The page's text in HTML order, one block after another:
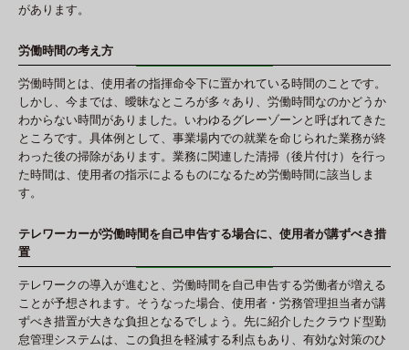
があります。
労働時間の考え方
労働時間とは、使用者の指揮命令下に置かれている時間のことです。
しかし、今までは、曖昧なところが多々あり、労働時間なのかどうか
わからない時間がありました。いわゆるグレーゾーンと呼ばれてきた
ところです。具体例として、事業場内での就業を命じられた業務が終
わった後の掃除があります。業務に関連した清掃（後片付け）を行っ
た時間は、使用者の指示によるものになるため労働時間に該当しま
す。
テレワーカーが労働時間を自己申告する場合に、使用者が講ずべき措
置
テレワークの導入が進むと、労働時間を自己申告する労働者が増える
ことが予想されます。そうなった場合、使用者・労務管理担当者が講
ずべき措置が大きな負担となるでしょう。先に紹介したクラウド型勤
怠管理システムは、この負担を軽減する利点もあり、有効な対策のひ